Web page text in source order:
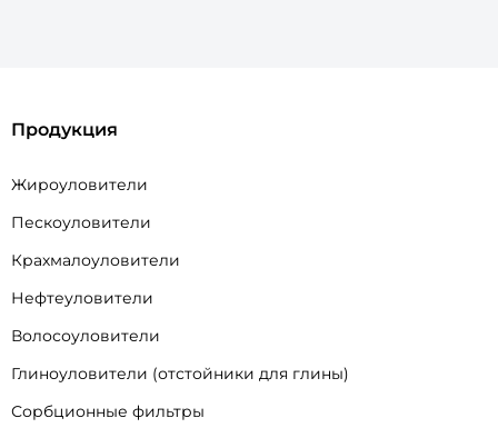
Продукция
Жироуловители
Пескоуловители
Крахмалоуловители
Нефтеуловители
Волосоуловители
Глиноуловители (отстойники для глины)
Сорбционные фильтры